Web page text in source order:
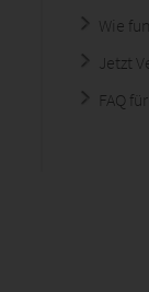
Wie
Jetzt
FAQ